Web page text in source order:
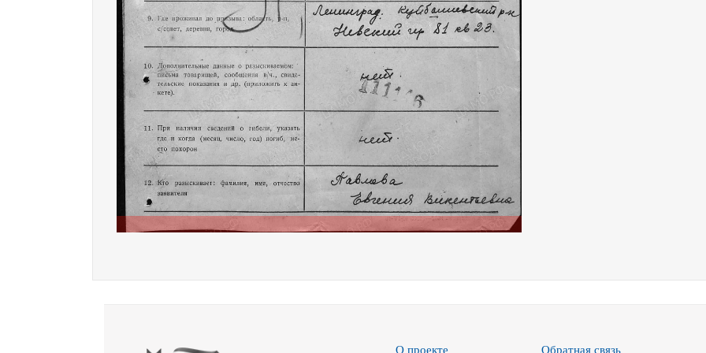
О проекте Обратная связь